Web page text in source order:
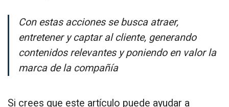
Con estas acciones se busca atraer,
entretener y captar al cliente, generando
contenidos relevantes y poniendo en valor la
marca de la compañía
Si crees que este artículo puede ayudar a